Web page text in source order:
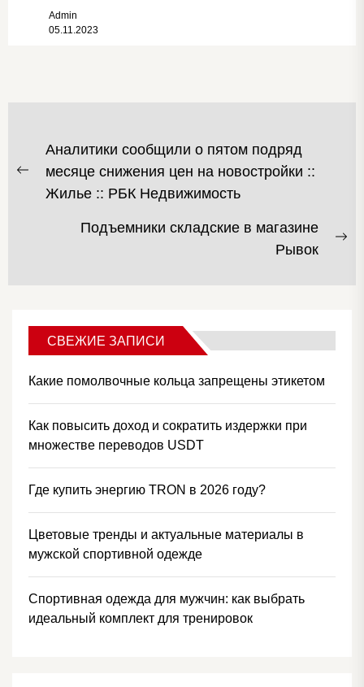
Admin
05.11.2023
НАВИГАЦИЯ
ПО
ЗАПИСЯМ
Предыдущая
запись:
Аналитики сообщили о пятом подряд
месяце снижения цен на новостройки ::
Жилье :: РБК Недвижимость
Подъемники складские в магазине
Рывок
СВЕЖИЕ ЗАПИСИ
Какие помолвочные кольца запрещены этикетом
Как повысить доход и сократить издержки при
множестве переводов USDT
Где купить энергию TRON в 2026 году?
Цветовые тренды и актуальные материалы в
мужской спортивной одежде
Спортивная одежда для мужчин: как выбрать
идеальный комплект для тренировок